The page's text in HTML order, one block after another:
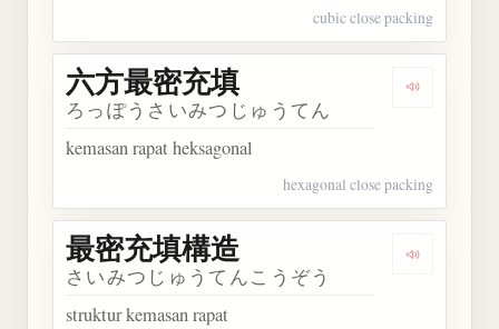
cubic close packing
Dengarkan
六方最密充填
ろっぽうさいみつじゅうてん
kemasan rapat heksagonal
hexagonal close packing
Dengarkan
最密充填構造
さいみつじゅうてんこうぞう
struktur kemasan rapat